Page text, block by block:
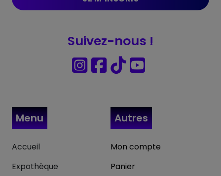
Suivez-nous !
Menu
Accueil
Expothèque
Autres
Mon compte
Panier